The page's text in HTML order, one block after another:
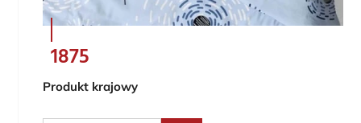
1875
Produkt krajowy